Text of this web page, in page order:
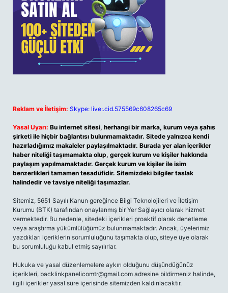
Reklam ve İletişim: Skype: live:.cid.575569c608265c69
Yasal Uyarı: Bu internet sitesi, herhangi bir marka, kurum veya şahıs
şirketi ile hiçbir bağlantısı bulunmamaktadır. Sitede yalnızca kendi
hazırladığımız makaleler paylaşılmaktadır. Burada yer alan içerikler
haber niteliği taşımamakta olup, gerçek kurum ve kişiler hakkında
paylaşım yapılmamaktadır. Gerçek kurum ve kişiler ile isim
benzerlikleri tamamen tesadüfidir. Sitemizdeki bilgiler taslak
halindedir ve tavsiye niteliği taşımazlar.
Sitemiz, 5651 Sayılı Kanun gereğince Bilgi Teknolojileri ve İletişim
Kurumu (BTK) tarafından onaylanmış bir Yer Sağlayıcı olarak hizmet
vermektedir. Bu nedenle, sitedeki içerikleri proaktif olarak denetleme
veya araştırma yükümlülüğümüz bulunmamaktadır. Ancak, üyelerimiz
yazdıkları içeriklerin sorumluluğunu taşımakta olup, siteye üye olarak
bu sorumluluğu kabul etmiş sayılırlar.
Hukuka ve yasal düzenlemelere aykırı olduğunu düşündüğünüz
içerikleri, backlinkpanelicomtr@gmail.com adresine bildirmeniz halinde,
ilgili içerikler yasal süre içerisinde sitemizden kaldırılacaktır.